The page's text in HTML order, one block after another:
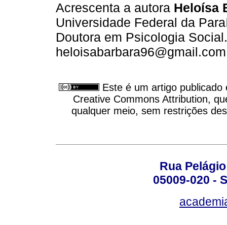
Acrescenta a autora Heloísa
Universidade Federal da
Doutora em Psicologia
Este é um artigo
Creative Commons Attribution,
qualquer meio, sem restrições
Rua
05009-020 -